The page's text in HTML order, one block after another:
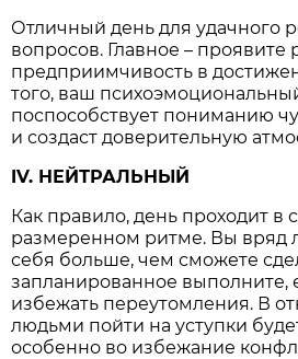
Отличный день для удачного
вопросов. Главное – проявите
предприимчивость в
того, ваш
поспособствует пониманию
и создаст доверительную
IV. НЕЙТРАЛЬНЫЙ
Как правило, день проходит в
размеренном ритме. Вы вряд
себя больше, чем сможете
запланированное выполните,
избежать переутомления. В
людьми пойти на уступки
особенно во избежание